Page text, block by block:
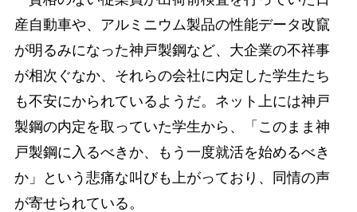
産自動車や、アルミニウム製品の性能データ改竄
が明るみになった神戸製鋼など、大企業の不祥事
が相次ぐなか、それらの会社に内定した学生たち
も不安にかられているようだ。ネット上には神戸
製鋼の内定を取っていた学生から、「このまま神
戸製鋼に入るべきか、もう一度就活を始めるべき
か」という悲痛な叫びも上がっており、同情の声
が寄せられている。